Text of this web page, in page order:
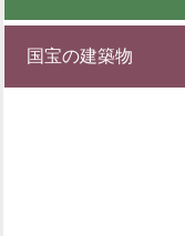
国宝の建築物